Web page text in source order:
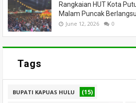
Rangkaian HUT Kota
Malam Puncak
June 12, 2026 0
Tags
BUPATI KAPUAS HULU (15)